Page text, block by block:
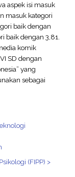
aspek isi masuk
masuk kategori
baik dengan
baik dengan 3,81.
komik
SD dengan
yang
sebagai
(FIPP) >